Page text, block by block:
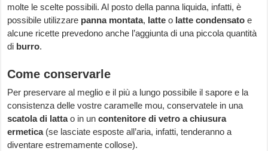
molte le scelte possibili. Al posto della panna liquida, infatti, è
possibile utilizzare panna montata, latte o latte condensato e
alcune ricette prevedono anche l’aggiunta di una piccola quantità
di burro.
Come conservarle
Per preservare al meglio e il più a lungo possibile il sapore e la
consistenza delle vostre caramelle mou, conservatele in una
scatola di lattao in uncontenitore di vetro a chiusura
ermetica(se lasciate esposte all’aria, infatti, tenderanno a
diventare estremamente collose).